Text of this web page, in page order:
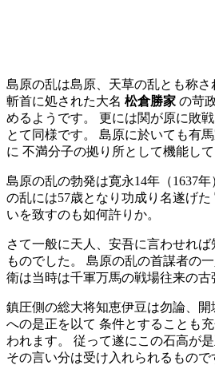
島原の乱は島原、天草の乱とも称
斬首に処された大名 松倉勝家 の苛
めるようです。 更には関が原に敗
とて同様です。 島原に於いても有
に 不満分子の拠り所として機能し
島原の乱の勃発は寛永14年（1637
の乱には57歳となり功成り名遂げた
いを致すのも如何許りか。
さて一般に天人、安吾に言わせれ
ものでした。 島原の乱の首謀者の
衛は当時は千軍万馬の戦場往来の
鎮圧側の総大将知恵伊豆は勿論、
への是正を以て 条件とすることも
われます。 従って遂にこの石高が
その言い分は受け入れられるもの